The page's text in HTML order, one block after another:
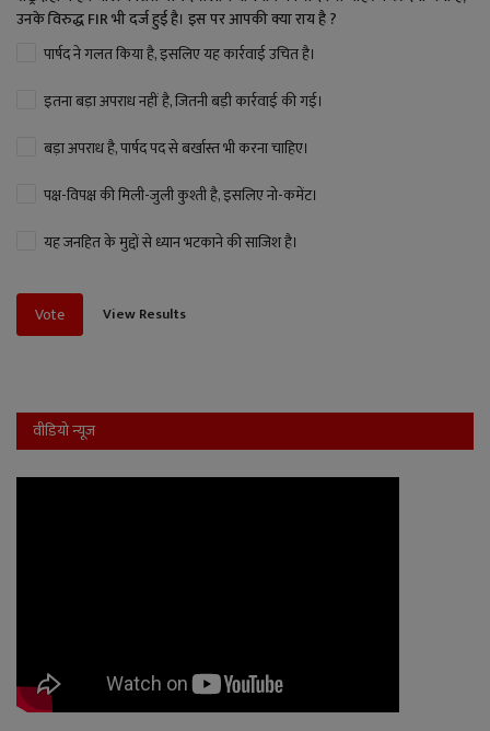
उनके विरुद्ध FIR भी दर्ज हुई है। इस पर आपकी क्या राय है ?
पार्षद ने गलत किया है, इसलिए यह कार्रवाई उचित है।
इतना बड़ा अपराध नहीं है, जितनी बड़ी कार्रवाई की गई।
बड़ा अपराध है, पार्षद पद से बर्खास्त भी करना चाहिए।
पक्ष-विपक्ष की मिली-जुली कुश्ती है, इसलिए नो-कमेंट।
यह जनहित के मुद्दों से ध्यान भटकाने की साजिश है।
Vote View Results
वीडियो न्यूज